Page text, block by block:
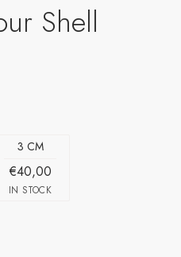
Shell
3 CM
€40,00
IN STOCK